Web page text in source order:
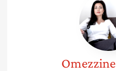
Omezzine